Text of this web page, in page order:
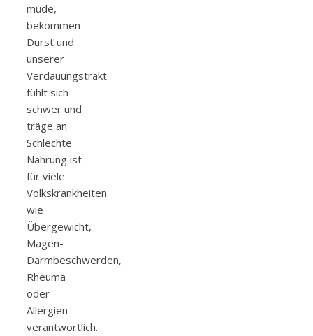
müde,
bekommen
Durst und
unserer
Verdauungstrakt
fühlt sich
schwer und
träge an.
Schlechte
Nahrung ist
für viele
Volkskrankheiten
wie
Übergewicht,
Magen-
Darmbeschwerden,
Rheuma
oder
Allergien
verantwortlich.